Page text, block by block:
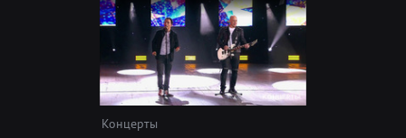
Концерты